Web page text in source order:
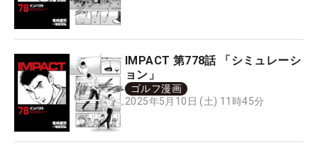
IMPACT 第778話 「シミュレーシ
ョン」
ゴルフ漫画
2025年5月10日 (土) 11時45分